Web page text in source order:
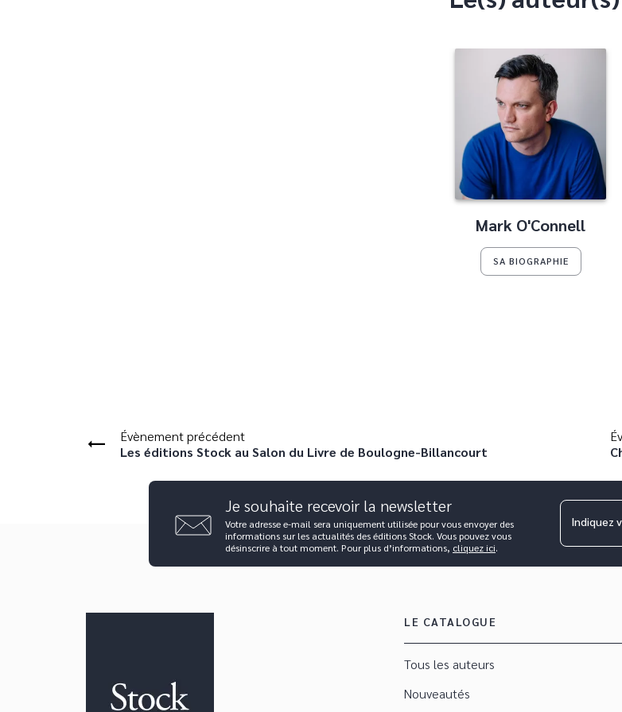
Mark O'Connell
SA BIOGRAPHIE
Évènement précédent
Les éditions Stock au Salon du Livre de Boulogne-Billancourt
Je souhaite recevoir la newsletter
Votre adresse e-mail sera uniquement utilisée pour vous envoyer des
informations sur les actualités des éditions Stock. Vous pouvez vous
désinscrire à tout moment. Pour plus d’informations, cliquez ici.
Indiquez
LE CATALOGUE
Tous les auteurs
Nouveautés